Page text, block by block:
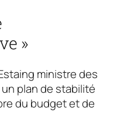
»
ministre des
plan de stabilité
du budget et de